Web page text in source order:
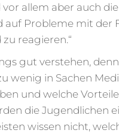
allem aber auch
Probleme mit der
reagieren.“
gut verstehen,
wenig in Sachen
und welche
die Jugendlichen
wissen nicht,